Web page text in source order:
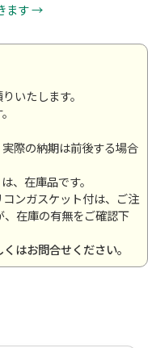
ます →
いたします。
際の納期は前後する場合
、在庫品です。
ンガスケット付は、ご注
在庫の有無をご確認下
はお問合せください。